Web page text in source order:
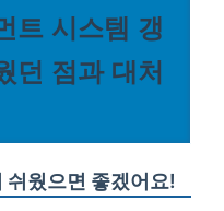
트 시스템 갱
던 점과 대처
쉬웠으면 좋겠어요!